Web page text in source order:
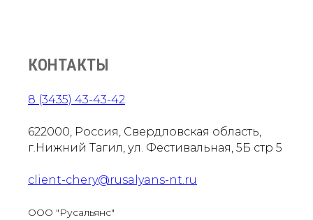
КОНТАКТЫ
8 (3435) 43-43-42
622000, Россия, Свердловская область,
г.Нижний Тагил, ул. Фестивальная, 5Б стр 5
client-chery@rusalyans-nt.ru
ООО "Русальянс"